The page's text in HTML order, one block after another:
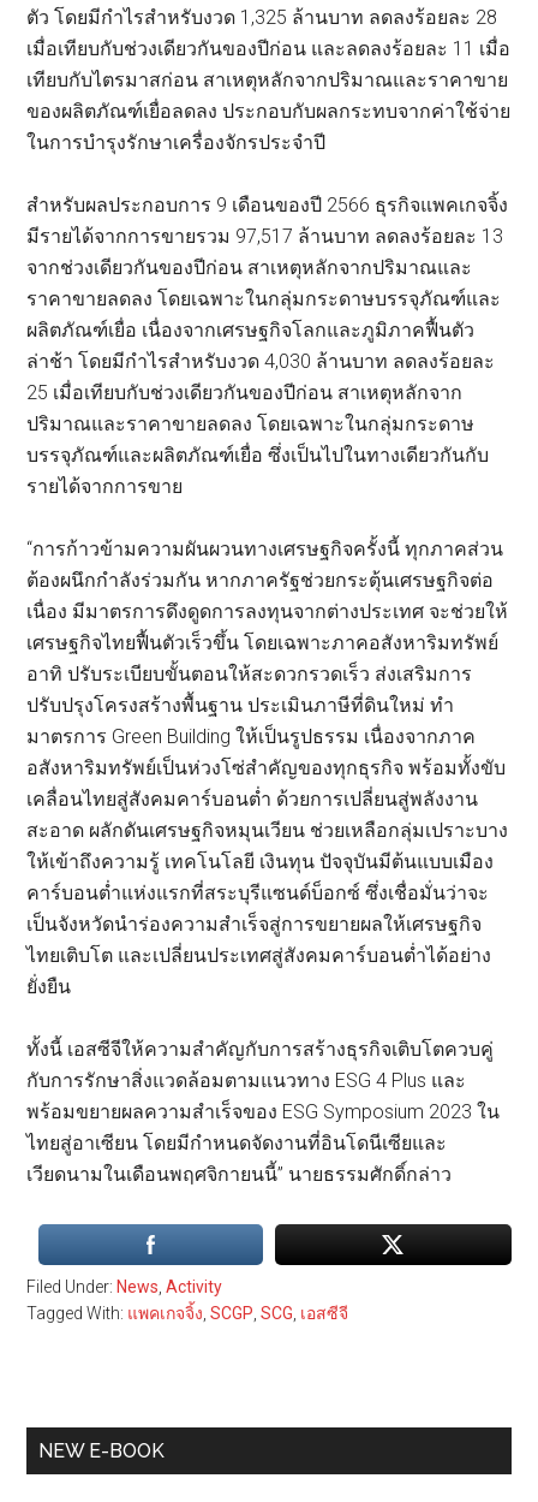
ตัว โดยมีกำไรสำหรับงวด 1,325 ล้านบาท ลดลงร้อยละ 28
เมื่อเทียบกับช่วงเดียวกันของปีก่อน และลดลงร้อยละ 11 เมื่อ
เทียบกับไตรมาสก่อน สาเหตุหลักจากปริมาณและราคาขาย
ของผลิตภัณฑ์เยื่อลดลง ประกอบกับผลกระทบจากค่าใช้จ่าย
ในการบำรุงรักษาเครื่องจักรประจำปี
สำหรับผลประกอบการ 9 เดือนของปี 2566 ธุรกิจแพคเกจจิ้ง
มีรายได้จากการขายรวม 97,517 ล้านบาท ลดลงร้อยละ 13
จากช่วงเดียวกันของปีก่อน สาเหตุหลักจากปริมาณและ
ราคาขายลดลง โดยเฉพาะในกลุ่มกระดาษบรรจุภัณฑ์และ
ผลิตภัณฑ์เยื่อ เนื่องจากเศรษฐกิจโลกและภูมิภาคฟื้นตัว
ล่าช้า โดยมีกำไรสำหรับงวด 4,030 ล้านบาท ลดลงร้อยละ
25 เมื่อเทียบกับช่วงเดียวกันของปีก่อน สาเหตุหลักจาก
ปริมาณและราคาขายลดลง โดยเฉพาะในกลุ่มกระดาษ
บรรจุภัณฑ์และผลิตภัณฑ์เยื่อ ซึ่งเป็นไปในทางเดียวกันกับ
รายได้จากการขาย
“การก้าวข้ามความผันผวนทางเศรษฐกิจครั้งนี้ ทุกภาคส่วน
ต้องผนึกกำลังร่วมกัน หากภาครัฐช่วยกระตุ้นเศรษฐกิจต่อ
เนื่อง มีมาตรการดึงดูดการลงทุนจากต่างประเทศ จะช่วยให้
เศรษฐกิจไทยฟื้นตัวเร็วขึ้น โดยเฉพาะภาคอสังหาริมทรัพย์
อาทิ ปรับระเบียบขั้นตอนให้สะดวกรวดเร็ว ส่งเสริมการ
ปรับปรุงโครงสร้างพื้นฐาน ประเมินภาษีที่ดินใหม่ ทำ
มาตรการ Green Building ให้เป็นรูปธรรม เนื่องจากภาค
อสังหาริมทรัพย์เป็นห่วงโซ่สำคัญของทุกธุรกิจ พร้อมทั้งขับ
เคลื่อนไทยสู่สังคมคาร์บอนต่ำ ด้วยการเปลี่ยนสู่พลังงาน
สะอาด ผลักดันเศรษฐกิจหมุนเวียน ช่วยเหลือกลุ่มเปราะบาง
ให้เข้าถึงความรู้ เทคโนโลยี เงินทุน ปัจจุบันมีต้นแบบเมือง
คาร์บอนต่ำแห่งแรกที่สระบุรีแซนด์บ็อกซ์ ซึ่งเชื่อมั่นว่าจะ
เป็นจังหวัดนำร่องความสำเร็จสู่การขยายผลให้เศรษฐกิจ
ไทยเติบโต และเปลี่ยนประเทศสู่สังคมคาร์บอนต่ำได้อย่าง
ยั่งยืน
ทั้งนี้ เอสซีจีให้ความสำคัญกับการสร้างธุรกิจเติบโตควบคู่
กับการรักษาสิ่งแวดล้อมตามแนวทาง ESG 4 Plus และ
พร้อมขยายผลความสำเร็จของ ESG Symposium 2023 ใน
ไทยสู่อาเซียน โดยมีกำหนดจัดงานที่อินโดนีเซียและ
เวียดนามในเดือนพฤศจิกายนนี้” นายธรรมศักดิ์กล่าว
Filed Under: News ,Activity
Tagged With: แพคเกจจิ้ง ,SCGP ,SCG เอสซีจี
Primary
NEW E-BOOK